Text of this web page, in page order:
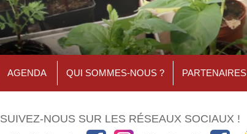
AGENDA QUI SOMMES-NOUS ? PARTENAIRES
SUIVEZ-NOUS SUR LES RÉSEAUX SOCIAUX !